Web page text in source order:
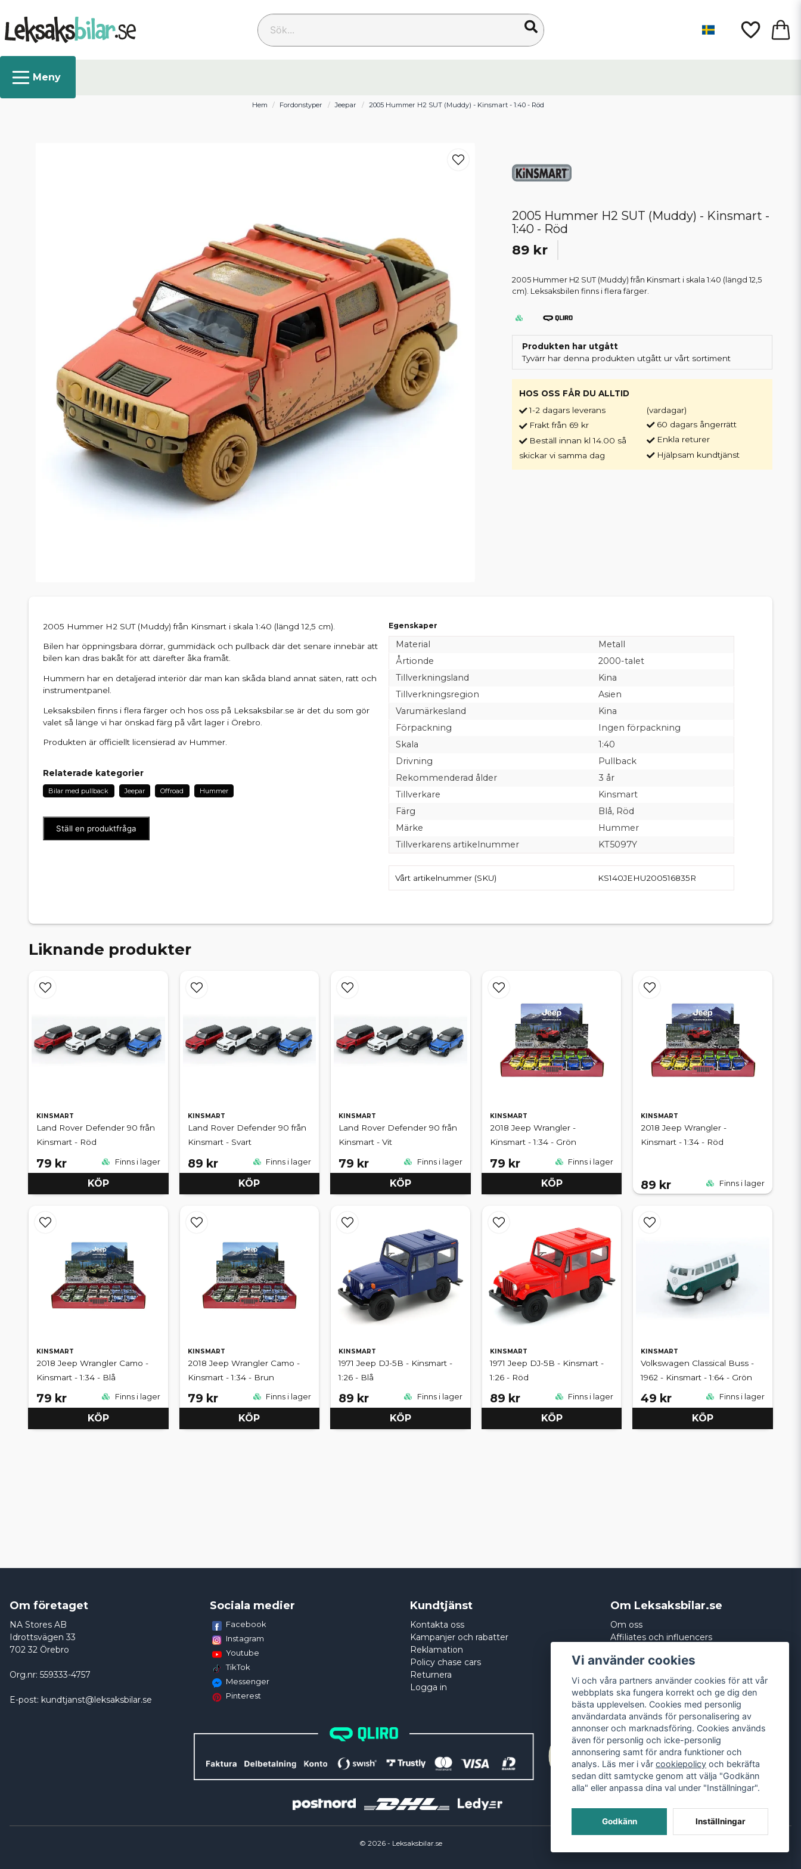
Sök...
Hem Fordonstyper Jeepar 2005 Hummer H2 SUT (Muddy) - Kinsmart - 1:40 - Röd
2005 Hummer H2 SUT (Muddy) - Kinsmart -
1:40 - Röd
89 kr
2005 Hummer H2 SUT (Muddy) från Kinsmart i skala 1:40 (längd 12,5
cm). Leksaksbilen finns i flera färger.
Produkten har utgått
Tyvärr har denna produkten utgått ur vårt sortiment
HOS OSS FÅR DU ALLTID
1-2 dagars leverans
Frakt från 69 kr
Beställ innan kl 14.00 så
skickar vi samma dag
(vardagar)
60 dagars ångerrätt
Enkla returer
Hjälpsam kundtjänst
2005 Hummer H2 SUT (Muddy) från Kinsmart i skala 1:40 (längd 12,5 cm).
Bilen har öppningsbara dörrar, gummidäck och pullback där det senare innebär att
bilen kan dras bakåt för att därefter åka framåt.
Hummern har en detaljerad interiör där man kan skåda bland annat säten, ratt och
instrumentpanel.
Leksaksbilen finns i flera färger och hos oss på Leksaksbilar.se är det du som gör
valet så länge vi har önskad färg på vårt lager i Örebro.
Produkten är officiellt licensierad av Hummer.
Relaterade kategorier
Bilar med pullback Jeepar Offroad Hummer
Ställ en produktfråga
Egenskaper
Material
Metall
Årtionde
2000-talet
Tillverkningsland
Kina
Tillverkningsregion
Asien
Varumärkesland
Kina
Förpackning
Ingen förpackning
Skala
1:40
Drivning
Pullback
Rekommenderad ålder
3 år
Tillverkare
Kinsmart
Färg
Blå, Röd
Märke
Hummer
Tillverkarens artikelnummer
KT5097Y
Vårt artikelnummer (SKU) KS140JEHU200516835R
Liknande produkter
KINSMART
Land Rover Defender 90 från
Kinsmart - Röd
79 kr Finns i lager
KÖP
KINSMART
Land Rover Defender 90 från
Kinsmart - Svart
89 kr Finns i lager
KÖP
KINSMART
Land Rover Defender 90 från
Kinsmart - Vit
79 kr Finns i lager
KÖP
KINSMART
2018 Jeep Wrangler -
Kinsmart - 1:34 - Grön
79 kr Finns i lager
KÖP
KINSMART
2018 Jeep Wrangler -
Kinsmart - 1:34 - Röd
89 kr Finns i lager
KINSMART
2018 Jeep Wrangler Camo -
Kinsmart - 1:34 - Blå
79 kr Finns i lager
KÖP
KINSMART
2018 Jeep Wrangler Camo -
Kinsmart - 1:34 - Brun
79 kr Finns i lager
KÖP
KINSMART
1971 Jeep DJ-5B - Kinsmart -
1:26 - Blå
89 kr Finns i lager
KÖP
KINSMART
1971 Jeep DJ-5B - Kinsmart -
1:26 - Röd
89 kr Finns i lager
KÖP
KINSMART
Volkswagen Classical Buss -
1962 - Kinsmart - 1:64 - Grön
49 kr Finns i lager
KÖP
Om företaget
NA Stores AB
Idrottsvägen 33
702 32 Örebro
Org.nr: 559333-4757
E-post: kundtjanst@leksaksbilar.se
Sociala medier
Facebook
Instagram
Youtube
TikTok
Messenger
Pinterest
Kundtjänst
Kontakta oss
Kampanjer och rabatter
Reklamation
Policy chase cars
Returnera
Logga in
Om Leksaksbilar.se
Om oss
Affiliates och influencers
Integritetspolicy
© 2026- Leksaksbilar.se
Vi använder cookies
Vi och våra partners använder cookies för att vår
webbplats ska fungera korrekt och ge dig den
bästa upplevelsen. Cookies med personlig
användardata används för personalisering av
annonser och marknadsföring. Cookies används
även för personlig och icke-personlig
annonsering samt för andra funktioner och
analys. Läs mer i vårcookiepolicy och bekräfta
sedan ditt samtycke genom att välja "Godkänn
alla" eller anpassa dina val under "Inställningar".
Godkänn Inställningar